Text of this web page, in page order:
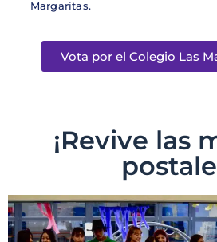
Margaritas.
Vota por el Colegio Las
¡Revive las